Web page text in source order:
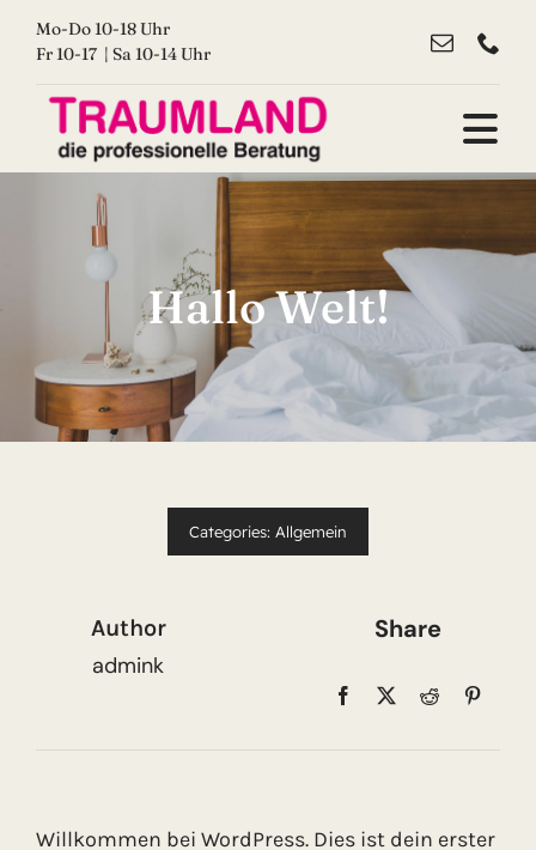
Inhalt
Mo-Do 10-18 Uhr
Fr 10-17 | Sa 10-14 Uhr
Home
Matratzen
Bettgestelle
Schmerzfrei
Hallo Welt!
Categories: Allgemein
Author
admink
Share
Willkommen bei WordPress. Dies ist dein erster